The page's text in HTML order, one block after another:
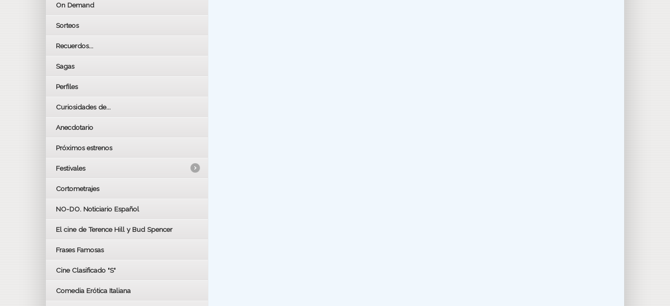
On Demand
Sorteos
Recuerdos...
Sagas
Perfiles
Curiosidades de...
Anecdotario
Próximos estrenos
Festivales
LOS OSCARS
BAFTA
Cortometrajes
NO-DO. Noticiario Español
El cine de Terence Hill y Bud Spencer
Frases Famosas
Cine Clasificado "S"
Comedia Erótica Italiana